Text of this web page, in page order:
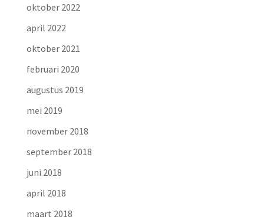
oktober 2022
april 2022
oktober 2021
februari 2020
augustus 2019
mei 2019
november 2018
september 2018
juni 2018
april 2018
maart 2018